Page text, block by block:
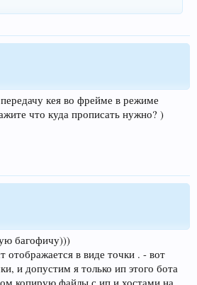
кея во фрейме в режиме
что куда прописать нужно? )
багофичу)))
отображается в виде точки . - вот
и допустим я только ип этого бота